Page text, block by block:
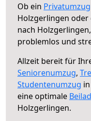
Ob ein Privatumzug
Holzgerlingen
nach Holzgerlingen,
problemlos und
Allzeit bereit für
Seniorenumzug,
Studentenumzug
eine optimale
Holzgerlingen.